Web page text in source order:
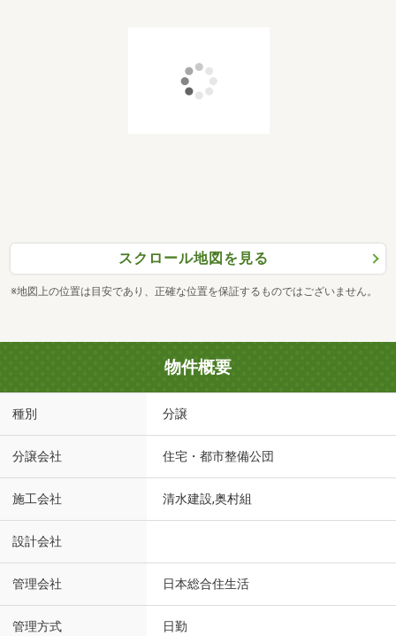
スクロール地図を見る
※地図上の位置は目安であり、正確な位置を保証するものではございません。
物件概要
種別 分譲
分譲会社 住宅・都市整備公団
施工会社 清水建設,奥村組
設計会社
管理会社 日本総合住生活
管理方式 日勤